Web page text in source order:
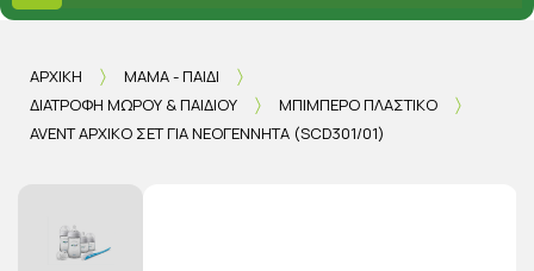
ΑΡΧΙΚΉ
ΜΑΜΆ - ΠΑΙΔΊ
ΔΙΑΤΡΟΦΉ ΜΩΡΟΎ & ΠΑΙΔΙΟΎ
ΜΠΙΜΠΕΡΌ ΠΛΑΣΤΙΚΌ
AVENT ΑΡΧΙΚΌ ΣΕΤ ΓΙΑ ΝΕΟΓΈΝΝΗΤΑ (SCD301/01)